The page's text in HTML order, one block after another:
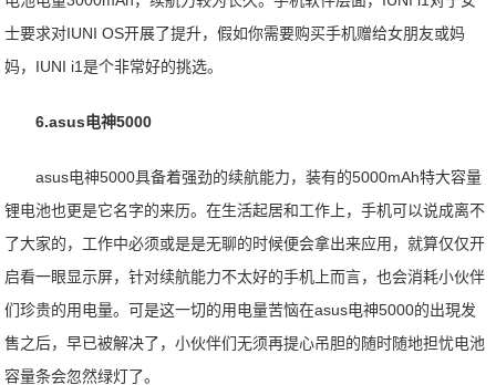
士要求对IUNI OS开展了提升，假如你需要购买手机赠给女朋友或妈
妈，IUNI i1是个非常好的挑选。
6.asus电神5000
asus电神5000具备着强劲的续航能力，装有的5000mAh特大容量
锂电池也更是它名字的来历。在生活起居和工作上，手机可以说成离不
了大家的，工作中必须或是是无聊的时候便会拿出来应用，就算仅仅开
启看一眼显示屏，针对续航能力不太好的手机上而言，也会消耗小伙伴
们珍贵的用电量。可是这一切的用电量苦恼在asus电神5000的出現发
售之后，早已被解决了，小伙伴们无须再提心吊胆的随时随地担忧电池
容量条会忽然绿灯了。